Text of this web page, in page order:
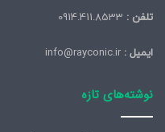
تلفن :
ایمیل :
نوشته‌های تازه